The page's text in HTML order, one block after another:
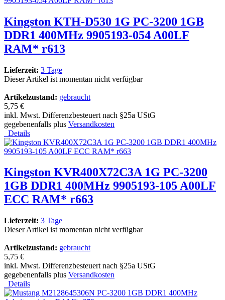
Kingston KTH-D530 1G PC-3200 1GB
DDR1 400MHz 9905193-054 A00LF
RAM* r613
Lieferzeit: 3 Tage
Dieser Artikel ist momentan nicht verfügbar
Artikelzustand: gebraucht
5,75 €
inkl. Mwst. Differenzbesteuert nach §25a UStG
gegebenenfalls plus Versandkosten
Details
Kingston KVR400X72C3A 1G PC-3200
1GB DDR1 400MHz 9905193-105 A00LF
ECC RAM* r663
Lieferzeit: 3 Tage
Dieser Artikel ist momentan nicht verfügbar
Artikelzustand: gebraucht
5,75 €
inkl. Mwst. Differenzbesteuert nach §25a UStG
gegebenenfalls plus Versandkosten
Details